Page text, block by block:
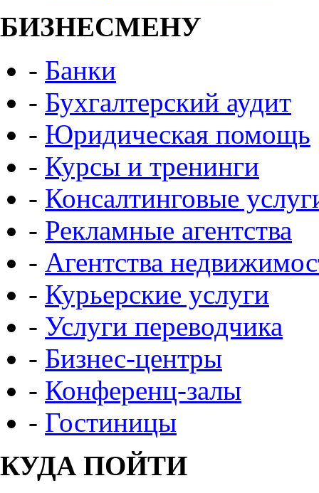
БИЗНЕСМЕНУ
- Банки
- Бухгалтерский аудит
- Юридическая помощь
- Курсы и тренинги
- Консалтинговые
- Рекламные агентства
- Агентства
- Курьерские услуги
- Услуги переводчика
- Бизнес-центры
- Конференц-залы
- Гостиницы
КУДА ПОЙТИ